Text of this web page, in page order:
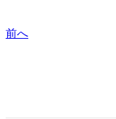
前へ